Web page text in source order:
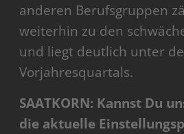
anderen Berufsgruppen
weiterhin zu den
und liegt deutlich unter
Vorjahresquartals.
SAATKORN: Kannst Du
die aktuelle